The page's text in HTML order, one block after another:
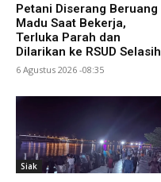
Petani Diserang Beruang
Madu Saat Bekerja,
Terluka Parah dan
Dilarikan ke RSUD Selasih
6 Agustus 2026 -08:35
Siak